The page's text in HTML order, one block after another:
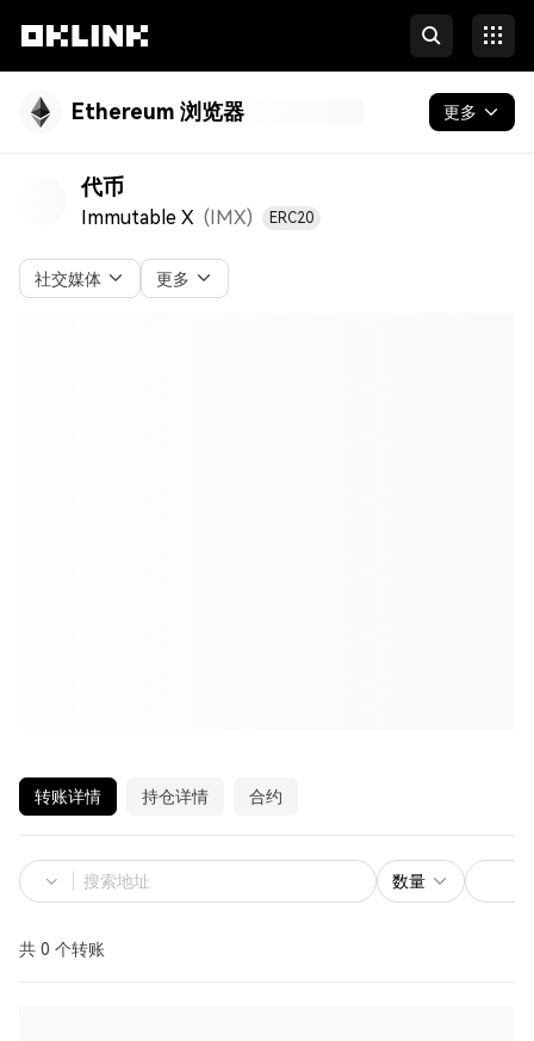
Ethereum 浏览器 更多
代币 & NFT
开发者
代币
Immutable X (IMX) ERC20
社交媒体 更多
转账详情 持仓详情 合约
数量
共 0 个转账